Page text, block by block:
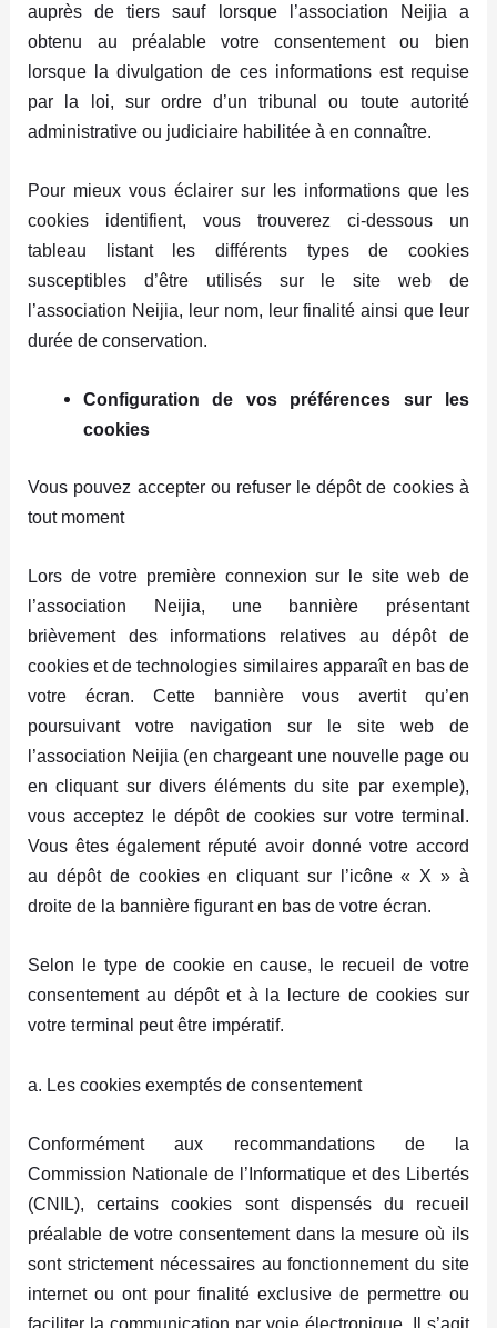
auprès de tiers sauf lorsque l’association Neijia a
obtenu au préalable votre consentement ou bien
lorsque la divulgation de ces informations est requise
par la loi, sur ordre d’un tribunal ou toute autorité
administrative ou judiciaire habilitée à en connaître.
Pour mieux vous éclairer sur les informations que les
cookies identifient, vous trouverez ci-dessous un
tableau listant les différents types de cookies
susceptibles d’être utilisés sur le site web de
l’association Neijia, leur nom, leur finalité ainsi que leur
durée de conservation.
Configuration de vos préférences sur les
cookies
Vous pouvez accepter ou refuser le dépôt de cookies à
tout moment
Lors de votre première connexion sur le site web de
l’association Neijia, une bannière présentant
brièvement des informations relatives au dépôt de
cookies et de technologies similaires apparaît en bas de
votre écran. Cette bannière vous avertit qu’en
poursuivant votre navigation sur le site web de
l’association Neijia (en chargeant une nouvelle page ou
en cliquant sur divers éléments du site par exemple),
vous acceptez le dépôt de cookies sur votre terminal.
Vous êtes également réputé avoir donné votre accord
au dépôt de cookies en cliquant sur l’icône « X » à
droite de la bannière figurant en bas de votre écran.
Selon le type de cookie en cause, le recueil de votre
consentement au dépôt et à la lecture de cookies sur
votre terminal peut être impératif.
a. Les cookies exemptés de consentement
Conformément aux recommandations de la
Commission Nationale de l’Informatique et des Libertés
(CNIL), certains cookies sont dispensés du recueil
préalable de votre consentement dans la mesure où ils
sont strictement nécessaires au fonctionnement du site
internet ou ont pour finalité exclusive de permettre ou
faciliter la communication par voie électronique. Il s’agit